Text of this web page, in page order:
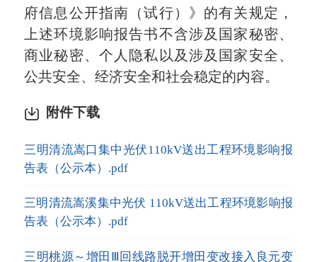
府信息公开指南（试行）》的有关规定，
上述环境影响报告书不含涉及国家秘密、
商业秘密、个人隐私以及涉及国家安全、
公共安全、经济安全和社会稳定的内容。
附件下载
三明清流嵩口集中光伏110kV送出工程环境影响报
告表（公示本）.pdf
三明清流嵩溪集中光伏 110kV送出工程环境影响报
告表（公示本）.pdf
三明桃源～增田Ⅲ回线路脱开增田变改接入良元变